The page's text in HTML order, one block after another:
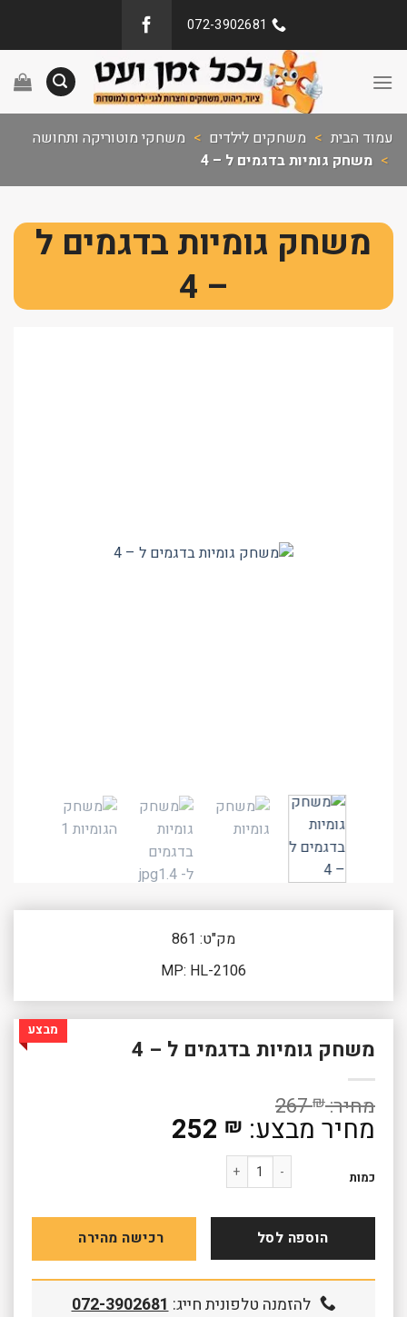
072-3902681
עמוד הבית > משחקים לילדים > משחקי מוטוריקה ותחושה
> משחק גומיות בדגמים ל – 4
משחק גומיות בדגמים ל
– 4
מק"ט: 861
MP: HL-2106
מבצע
משחק גומיות בדגמים ל – 4
267₪
המחיר
המקורי
היה:
267 ₪.
252 ₪
הנוכחי
252 ₪.
כמות
כמות של משחק גומיות בדגמים ל - 4
הוספה לסל רכישה מהירה
להזמנה טלפונית חייג: 072-3902681